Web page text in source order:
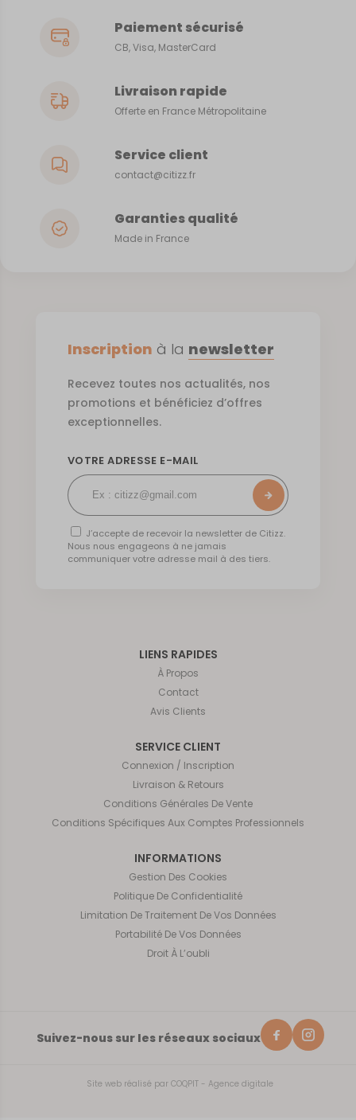
Paiement sécurisé
CB, Visa, MasterCard
Livraison rapide
Offerte en France Métropolitaine
Service client
contact@citizz.fr
Garanties qualité
Made in France
LIENS RAPIDES
À Propos
Contact
Avis Clients
SERVICE CLIENT
Connexion / Inscription
Livraison & Retours
Conditions Générales De Vente
Conditions Spécifiques Aux Comptes Professionnels
INFORMATIONS
Gestion Des Cookies
Politique De Confidentialité
Limitation De Traitement De Vos Données
Portabilité De Vos Données
Droit À L’oubli
Suivez-nous sur les réseaux sociaux
Site web réalisé par COQPIT - Agence digitale
Inscription à la newsletter
Recevez toutes nos actualités, nos
promotions et bénéficiez d’offres
exceptionnelles.
VOTRE ADRESSE E-MAIL
J’accepte de recevoir la newsletter de Citizz.
Nous nous engageons à ne jamais
communiquer votre adresse mail à des tiers.